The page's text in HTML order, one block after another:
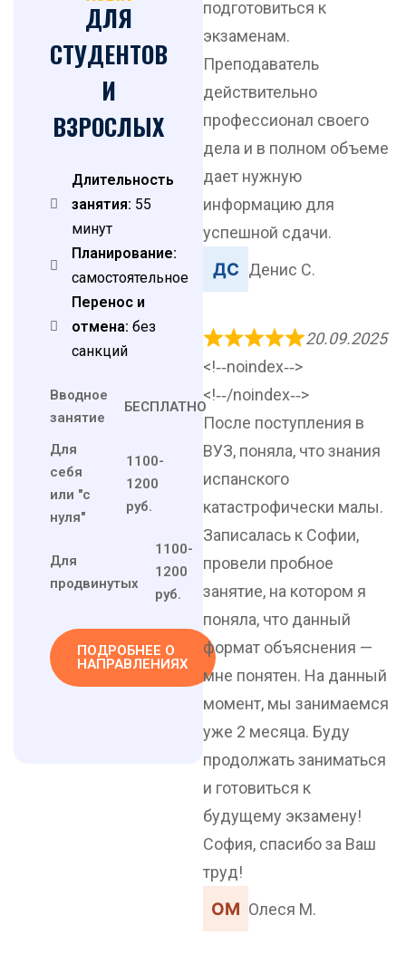
ДЛЯ
СТУДЕНТОВ
И
ВЗРОСЛЫХ
Длительность
занятия: 55
минут
Планирование:
самостоятельное
Перенос и
отмена: без
санкций
Вводное
занятие
БЕСПЛАТНО
Для
себя
или "с
нуля"
1100-
1200
руб.
Для
продвинутых
1100-
1200
руб.
ПОДРОБНЕЕ О
НАПРАВЛЕНИЯХ
подготовиться к
экзаменам.
Преподаватель
действительно
профессионал своего
дела и в полном объеме
дает нужную
информацию для
успешной сдачи.
Денис С.
20.09.2025
<!‐‐noindex‐‐>
<!‐‐/noindex‐‐>
После поступления в
ВУЗ, поняла, что знания
испанского
катастрофически малы.
Записалась к Софии,
провели пробное
занятие, на котором я
поняла, что данный
формат объяснения —
мне понятен. На данный
момент, мы занимаемся
уже 2 месяца. Буду
продолжать заниматься
и готовиться к
будущему экзамену!
София, спасибо за Ваш
труд!
Олеся М.